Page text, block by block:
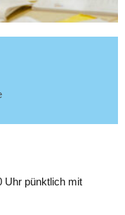
Uhr pünktlich mit